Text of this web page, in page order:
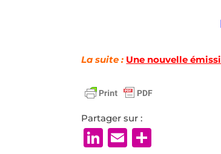
La suite : Une nouvelle
Partager sur :
LinkedIn
Email